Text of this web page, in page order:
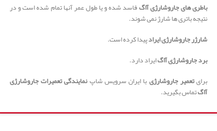
باطری های جاروشارژی آاگفاسد شده و یا طول عمر آنها تمام شده است و در
نتیجه باتری ها شارژ نمی شوند.
شارژر جاروشارژی ایرادپیدا کرده است.
برد جاروشارژی آاگایراد دارد.
برایتعمیر جاروشارژیبا ایران سرویس شاپنمایندگی تعمیرات جاروشارژی
آاگتماس بگیرید.